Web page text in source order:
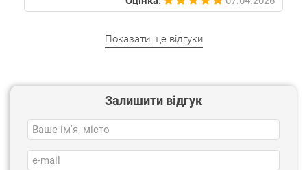
Показати ще відгуки
Залишити відгук